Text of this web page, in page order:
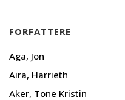
FORFATTERE
Aga, Jon
Aira, Harrieth
Aker, Tone Kristin